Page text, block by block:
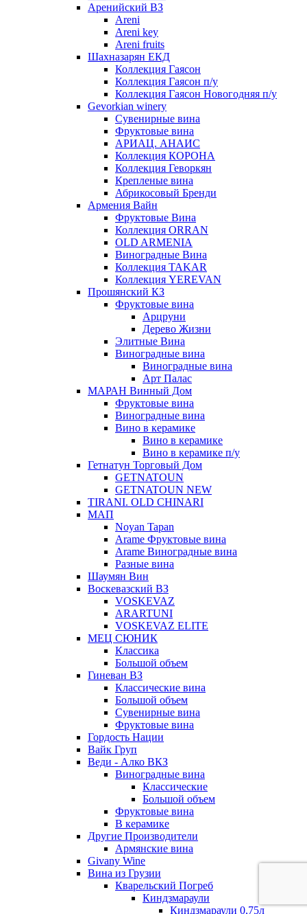
Аренийский ВЗ
Areni
Areni key
Areni fruits
Шахназарян ЕКД
Коллекция Гаясон
Коллекция Гаясон п/у
Коллекция Гаясон Новогодняя п/у
Gevorkian winery
Сувенирные вина
Фруктовые вина
АРИАЦ. АНАИС
Коллекция КОРОНА
Коллекция Геворкян
Крепленые вина
Абрикосовый Бренди
Армения Вайн
Фруктовые Вина
Коллекция ORRAN
OLD ARMENIA
Виноградные Вина
Коллекция TAKAR
Коллекция YEREVAN
Прошянский КЗ
Фруктовые вина
Арцруни
Дерево Жизни
Элитные Вина
Виноградные вина
Виноградные вина
Арт Палас
МАРАН Винный Дом
Фруктовые вина
Виноградные вина
Вино в керамике
Вино в керамике
Вино в керамике п/у
Гетнатун Торговый Дом
GETNATOUN
GETNATOUN NEW
TIRANI. OLD CHINARI
МАП
Noyan Tapan
Arame Фруктовые вина
Arame Виноградные вина
Разные вина
Шаумян Вин
Воскевазский ВЗ
VOSKEVAZ
ARARTUNI
VOSKEVAZ ELITE
МЕЦ СЮНИК
Классика
Большой объем
Гиневан ВЗ
Классические вина
Большой объем
Сувенирные вина
Фруктовые вина
Гордость Нации
Вайк Груп
Веди - Алко ВКЗ
Виноградные вина
Классические
Большой объем
Фруктовые вина
В керамике
Другие Производители
Армянские вина
Givany Wine
Вина из Грузии
Кварельский Погреб
Киндзмараули
Киндзмараули 0,75л